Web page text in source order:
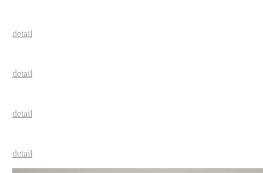
detail
detail
detail
detail